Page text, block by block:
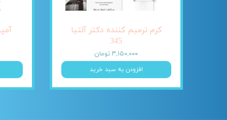
کرم ترمیم کننده دکتر آلتیا
345
۳,۱۵۰,۰۰۰ تومان
افزودن به سبد خرید